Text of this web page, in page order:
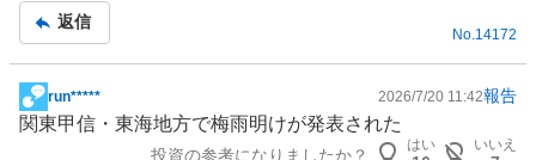
返信
No. 14172
掲
示
run***** 2026/7/20 11:42報告
関東甲信・東海地方で梅雨明けが発表された
投資の参考になりましたか？
はい いいえ